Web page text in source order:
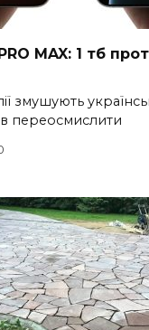
MAX: 1 тб
змушують
переосмислити